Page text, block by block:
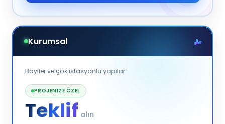
Kurumsal
Bayiler ve çok istasyonlu yapılar
PROJENIZE ÖZEL
Teklif alın